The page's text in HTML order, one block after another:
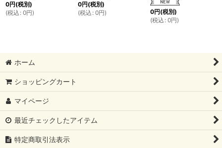
0円(税別)
(税込 : 0円)
0円(税別)
(税込 : 0円) 0円(税別)
(税込 : 0円)
ホーム
ショッピングカート
マイページ
最近チェックしたアイテム
特定商取引法表示